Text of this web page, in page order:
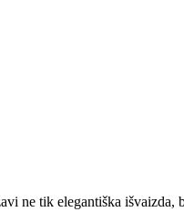
ne tik elegantiška išvaizda,